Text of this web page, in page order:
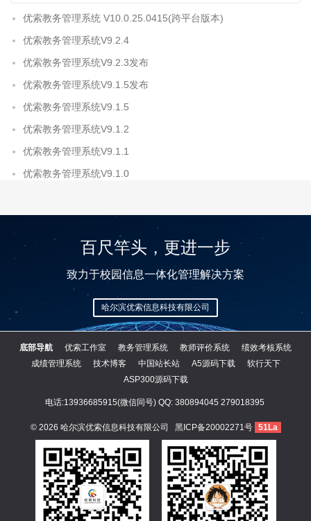
优索教务管理系统 V10.0.25.0415(跨平台版本)
优索教务管理系统V9.2.4
优索教务管理系统V9.2.3发布
优索教务管理系统V9.1.5发布
优索教务管理系统V9.1.5
优索教务管理系统V9.1.2
优索教务管理系统V9.1.1
优索教务管理系统V9.1.0
百尺竿头，更进一步
致力于校园信息一体化管理解决方案
哈尔滨优索信息科技有限公司
底部导航 优索工作室 教务管理系统 教师评价系统
绩效考核系统
成绩管理系统
技术博客 中国站长站 A5源码下载
软行天下
ASP300源码下载
电话:13936685915(微信同号) QQ: 380894045 279018395
© 2026 哈尔滨优索信息科技有限公司 黑ICP备20002271号 51La